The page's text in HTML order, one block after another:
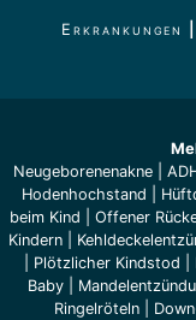
Erkrankungen
Neugeborenenakne|
Hodenhochstand
beim Kind
Offener
Kindern|
Plötzlicher Kindstod
Baby|
Ringelröteln